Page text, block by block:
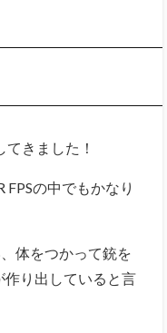
きました！
の中でもかなり
体をつかって銃を
作り出していると言